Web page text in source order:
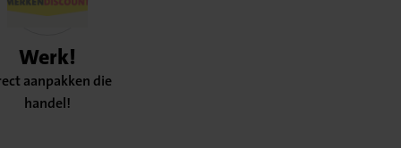
Werk!
aanpakken die
handel!